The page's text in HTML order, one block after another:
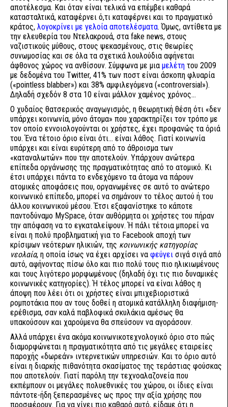
αποτέλεσμα. Και όταν είναι τελικά να επέμβει καθαρά
κατασταλτικά, καταφέρνει ό,τι καταφέρνει και το πραγματικό
κράτος, λογοκρίνει με γελοία αποτελέσματα. Όμως, αντίθετα με
την ελευθερία του Ντελακρουά, στα fake news, στους
ναζιστικούς μύθους, στους ψεκασμένους, στις θεωρίες
συνωμοσίας και σε όλα τα σχετικά λουλούδια αφήνεται
άφθονος χώρος να ανθίσουν. Σύμφωνα με μια μελέτη του 2009
με δεδομένα του Twitter, 41% των ποστ είναι άσκοπη φλυαρία
(«pointless blabber») και 38% αμφιλεγόμενα («controversial»).
Δηλαδή σχεδόν 8 στα 10 είναι μάλλον χαμένος χρόνος...
Ο χυδαίος θατσερικός αναγωγισμός, η θεωρητική θέση ότι «δεν
υπάρχει κοινωνία, μόνο άτομα» που χαρακτηρίζει τον τρόπο με
τον οποίο εννοιολογούνται οι χρήστες, έχει προφανώς τα όριά
του. Ένα τέτοιο όριο είναι ότι... είναι λάθος. Γιατί κοινωνία
υπάρχει και είναι ευρύτερη από το άθροισμα των
«καταναλωτών» που την αποτελούν. Υπάρχουν ανώτερα
επίπεδα οργάνωσης της πραγματικότητας από το ατομικό. Κι
έτσι υπάρχει πάντα το ενδεχόμενο τα άτομα να πάρουν
ατομικές αποφάσεις που, οργανωμένες σε αυτό το ανώτερο
κοινωνικό επίπεδο, μπορεί να σημάνουν το τέλος αυτού ή του
άλλου κοινωνικού μέσου. Έτσι εξαφανίστηκε το κάποτε
παντοδύναμο MySpace, όταν αυθόρμητα οι χρήστες του πήραν
την απόφαση να το εγκαταλείψουν. Ή πάλι τέτοια μπορεί να
είναι η πολύ προβληματική για το Facebook αποχή των
κρίσιμων νεότερων ηλικιών, της κοινωνικής κατηγορίας
νεολαία, η οποία ίσως να έχει αρχίσει να φεύγει σιγά σιγά από
αυτό, αφήνοντας πίσω όλο και πιο πολύ τους πιο ηλικιωμένους
και τους λιγότερο μορφωμένους (δηλαδή όχι τις πιο δυναμικές
κοινωνικές κατηγορίες). Ή τέλος μπορεί να είναι λάθος η
άποψη που λέει ότι οι χρήστες είναι μπιχεβιοριστικά
ρομποτάκια που αν τους δοθεί η ατομικά κατάλληλη διαφήμιση-
ερέθισμα, σαν καλά παβλοφικά σκυλάκια αμέσως θα
υπακούσουν και χαρούμενα θα σπεύσουν να αγοράσουν.
Αλλά υπάρχει ένα ακόμα κοινωνικοτεχνολογικό όριο στο πώς
διαμορφώνεται η πραγματικότητα από τις μεγάλες εταιρείες
παροχής «δωρεάν» ιντερνετικών υπηρεσιών. Και το όριο αυτό
είναι η διαρκής πιθανότητα σκασίματος της τεράστιας φούσκας
που αποτελούν. Γιατί παρόλη την τεχνοαλαζονεία που
εκπέμπουν οι μεγάλες πολυεθνικές του χώρου, οι ίδιες είναι
πάντοτε-ήδη ξεπερασμένες ως προς την αξία χρήσης που
προσφέρουν. Για να γίνει πιο καθαρό αυτό, είδαμε ότι η